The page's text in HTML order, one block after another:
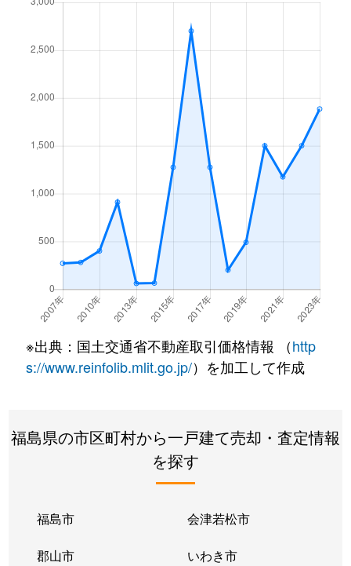
※出典：国土交通省不動産取引価格情報 （http
s://www.reinfolib.mlit.go.jp/）を加工して作成
福島県の市区町村から一戸建て売却・査定情報
を探す
福島市 会津若松市
郡山市 いわき市